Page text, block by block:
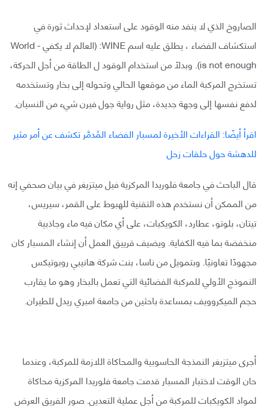
الصاروخ الذي لا ينفد منه الوقود على استعداد لإحداث ثورة في
استكشاف الفضاء ، يطلق عليه اسم WINE: (العالم لا يكفي - World
is not enough). وبدلًا من استخدام الوقود ل الطاقة من أجل الحركة،
تستخرج المركبة الماء من موقعها الحالي وتحوله إلى بخار وتستخدمه
لدفع نفسها إلى وجهة جديدة، مثل رواية جول فيرن شيء من النسيان.
اقرأ أيضًا: القراءات الأخيرة لمسبار الفضاء المُدمَّر تكشف عن أمر مثير
للدهشة حول حلقات زحل
قال الباحث في جامعة فلوريدا المركزية فيل ميتزيغر في بيان صحفي إنه
من الممكن أن نستخدم هذه التقنية للهبوط على القمر، سيريس،
تيتان، بلوتو، عطارد، الكويكبات، على أي مكان فيه ماء وجاذبية
منخفضة بما فيه الكفاية. ويضيف قرييق العمل أن إنشاء المسبار كان
مجهودًا تعاونيًا. وبتمويل من ناسا، بنت شركة هانيبي روبوتيكس
النموذج الأولي للمركبة الفضائية التي تعمل بالبخار وهو ما يقارب
حجم الميكروويف بمساعدة باحثين من جامعة امبري ريدل للطيران.
أجرى ميتزيغر النمذجة الحاسوبية والمحاكاة اللازمة للمركبة، وعندما
حان الوقت لاختبار المسبار قدمت جامعة فلوريدا المركزية محاكاة
لمواد الكويكبات للمركبة من أجل عملية التعدين. صور الفريق العرض